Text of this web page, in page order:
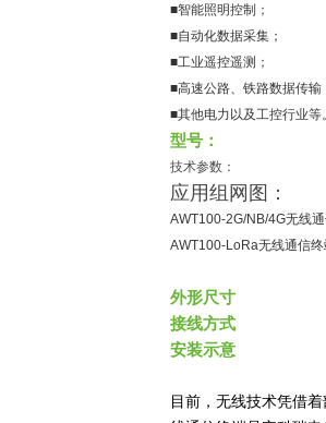
■智能照明控制；
■自动化数据采集；
■工业遥控遥测；
■高速公路、铁路数据传输
■其他电力以及工控行业等
型号：
技术参数：
应用组网图：
AWT100-2G/NB/4G无线
AWT100-LoRa无线通信
外形尺寸
接线方式
安装示意
目前，无线技术凭借